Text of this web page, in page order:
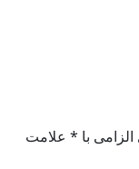
با * علامت